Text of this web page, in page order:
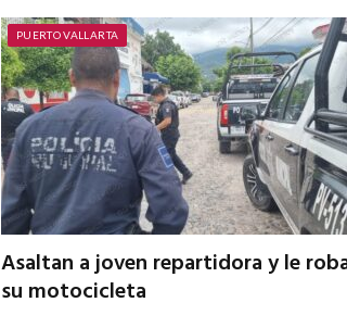
PUERTO VALLARTA
Asaltan a joven repartidora y le
su motocicleta